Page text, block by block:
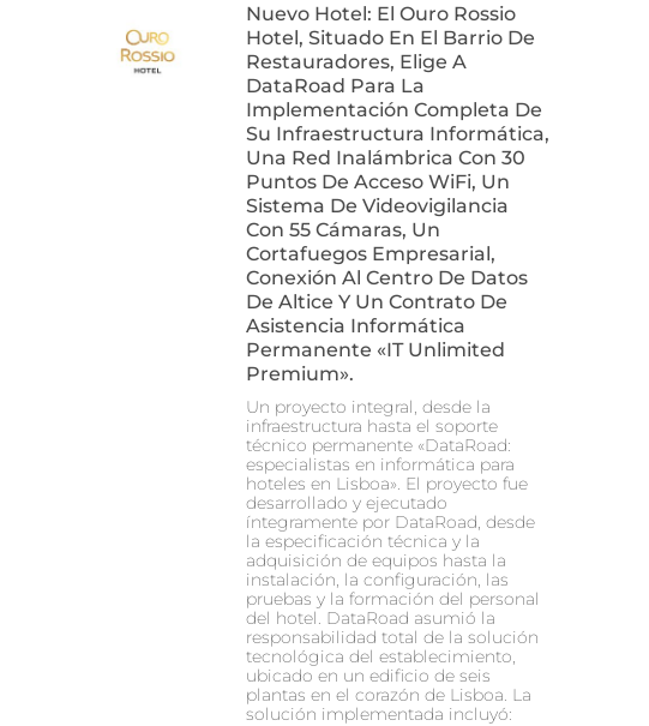
Nuevo Hotel: El Ouro Rossio
Hotel, Situado En El Barrio De
Restauradores, Elige A
DataRoad Para La
Implementación Completa De
Su Infraestructura Informática,
Una Red Inalámbrica Con 30
Puntos De Acceso WiFi, Un
Sistema De Videovigilancia
Con 55 Cámaras, Un
Cortafuegos Empresarial,
Conexión Al Centro De Datos
De Altice Y Un Contrato De
Asistencia Informática
Permanente «IT Unlimited
Premium».
Un proyecto integral, desde la
infraestructura hasta el soporte
técnico permanente «DataRoad:
especialistas en informática para
hoteles en Lisboa». El proyecto fue
desarrollado y ejecutado
íntegramente por DataRoad, desde
la especificación técnica y la
adquisición de equipos hasta la
instalación, la configuración, las
pruebas y la formación del personal
del hotel. DataRoad asumió la
responsabilidad total de la solución
tecnológica del establecimiento,
ubicado en un edificio de seis
plantas en el corazón de Lisboa. La
solución implementada incluyó: